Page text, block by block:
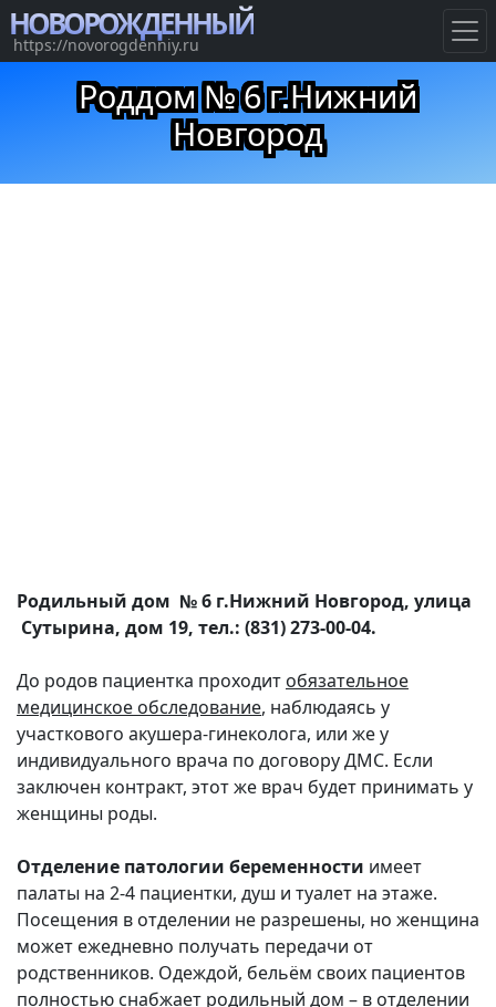
Роддом № 6 г.Нижний
Новгород
Родильный дом № 6 г.Нижний Новгород, улица
Сутырина, дом 19, тел.: (831) 273-00-04.
До родов пациентка проходит обязательное
медицинское обследование, наблюдаясь у
участкового акушера-гинеколога, или же у
индивидуального врача по договору ДМС. Если
заключен контракт, этот же врач будет принимать у
женщины роды.
Отделение патологии беременности имеет
палаты на 2-4 пациентки, душ и туалет на этаже.
Посещения в отделении не разрешены, но женщина
может ежедневно получать передачи от
родственников. Одеждой, бельём своих пациентов
полностью снабжает родильный дом – в отделении
НОВОРОЖДЕННЫЙ
https://novorogdenniy.ru